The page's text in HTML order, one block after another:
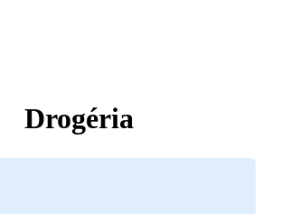
Drogéria